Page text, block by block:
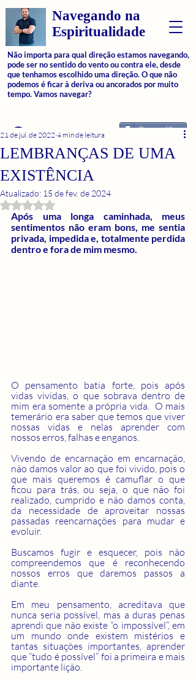
Navegando na
Espiritualidade
Não importa para qual direção estamos navegando,
pode ser no sentido do vento ou contra ele, desde
que tenhamos escolhido uma direção. O que não
podemos é ficar à deriva ou ancorados por muito
tempo. Vamos navegar?
Login Compartilhar
LEMBRANÇAS DE UMA
EXISTÊNCIA
21 de jul. de 2022 4 min de leitura
Atualizado: 15 de fev. de 2024
Avaliado com NaN de 5 estrelas.
Após uma longa caminhada, meus
sentimentos não eram bons, me sentia
privada, impedida e, totalmente perdida
dentro e fora de mim mesmo.
O pensamento batia forte, pois após
vidas vividas, o que sobrava dentro de
mim era somente a própria vida.  O mais
temerário era saber que temos que viver
nossas vidas e nelas aprender com
nossos erros, falhas e enganos.
Vivendo de encarnação em encarnação,
não damos valor ao que foi vivido, pois o
que mais queremos é camuflar o que
ficou para trás, ou seja, o que não foi
realizado, cumprido e não damos conta,
da necessidade de aproveitar nossas
passadas reencarnações para mudar e
evoluir.
Buscamos fugir e esquecer, pois não
compreendemos que é reconhecendo
nossos erros que daremos passos a
diante.
Em meu pensamento, acreditava que
nunca seria possível, mas a duras penas
aprendi que não existe “o impossível”, em
um mundo onde existem mistérios e
tantas situações importantes, aprender
que “tudo é possível” foi a primeira e mais
importante lição.